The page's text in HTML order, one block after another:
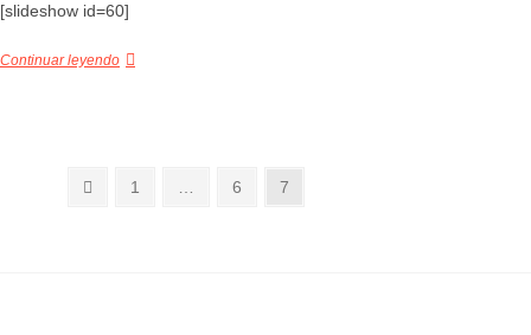
[slideshow id=60]
Continuar leyendo
Paginación
PáginaPágina
1 Página
6 Página
7